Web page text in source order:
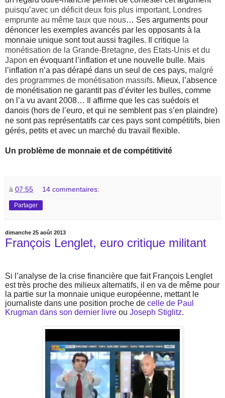
puisqu’avec un déficit deux fois plus important, Londres
emprunte au même taux que nous… Ses arguments pour
dénoncer les exemples avancés par les opposants à la
monnaie unique sont tout aussi fragiles. Il critique la
monétisation de la Grande-Bretagne, des Etats-Unis et du
Japon en évoquant l’inflation et une nouvelle bulle. Mais
l’inflation n’a pas dérapé dans un seul de ces pays, malgré
des programmes de monétisation massifs. Mieux, l’absence
de monétisation ne garantit pas d’éviter les bulles, comme
on l’a vu avant 2008… Il affirme que les cas suédois et
danois (hors de l’euro, et qui ne semblent pas s’en plaindre)
ne sont pas représentatifs car ces pays sont compétitifs, bien
gérés, petits et avec un marché du travail flexible.
Un problème de monnaie et de compétitivité
à 07:55 14 commentaires:
Partager
dimanche 25 août 2013
François Lenglet, euro critique militant
Si l’analyse de la crise financière que fait François Lenglet
est très proche des milieux alternatifs, il en va de même pour
la partie sur la monnaie unique européenne, mettant le
journaliste dans une position proche de celle de Paul
Krugman dans son dernier livre ou Joseph Stiglitz.